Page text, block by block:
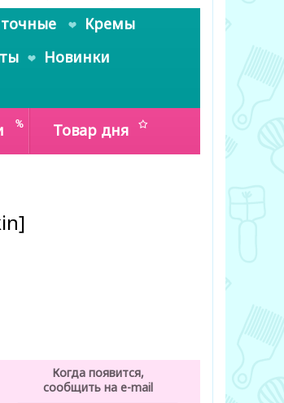
Кремы
Новинки
Товар дня
Когда появится,
сообщить на e-mail